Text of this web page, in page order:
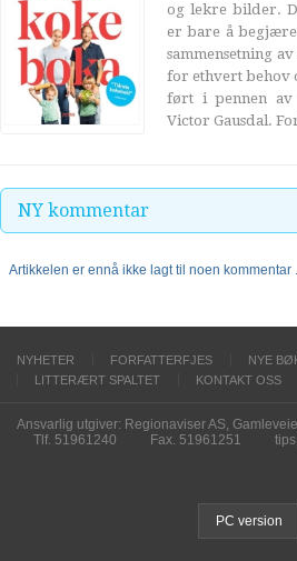
og lekre bilder.
er bare å
sammensetning
for ethvert behov
ført i pennen av
Victor Gausdal.
NY kommentar
Artikkelen er ennå ikke lagt til noen kommentar
NYHETER FORFATTERFJES NYE
LITTERÆRT SPALTET
KONTAKT OSS
Ansvarlig utgiver: Regionaviser AS,
Tlf. 51961240
Fax. 51961251
PC version